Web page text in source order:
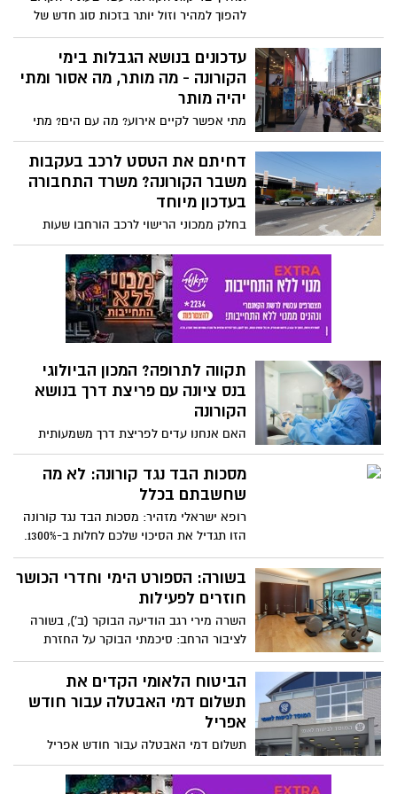
להפוך למהיר וזול יותר בזכות סוג חדש של
בדיקות שנקראות "בדיקות אנטיגן".
עדכונים בנושא הגבלות בימי
הקורונה - מה מותר, מה אסור ומתי
יהיה מותר
מתי אפשר לקיים אירוע? מה עם הים? מתי
המסעדות יפתחו, מה עם הבילוי, החינוך ועוד
- כל העדכונים כאן
דחיתם את הטסט לרכב בעקבות
משבר הקורונה? משרד התחבורה
בעדכון מיוחד
בחלק ממכוני הרישוי לרכב הורחבו שעות
הפעילות בשבועיים הקרובים, במטרה לתת
מענה לביקוש הגדול למבחני הרישוי השנתיים
לרכב ("טסטים") ולצמצם את העומסים
שנוצרו בעקבות משבר הקורונה
תקווה לתרופה? המכון הביולוגי
בנס ציונה עם פריצת דרך בנושא
הקורונה
האם אנחנו עדים לפריצת דרך משמעותית
במאבק מול נגיף הקורונה. המכון הביולוגי בנס
ציונה הציג אתמול (ב') מציאת נוגדן לנגיף
הקורונה. מדובר בנוגדן שתוקף את הנגיף
מסכות הבד נגד קורונה: לא מה
שחשבתם בכלל
רופא ישראלי מזהיר: מסכות הבד נגד קורונה
הזו תגדיל את הסיכוי שלכם לחלות ב-1300%.
מאז הופעת נגיף הקורונה והחובה לעטות
מסיכה על הפנים, פשט את המדינה טרנד
מסכות הבד המעוצבות והממותגות שנמכרות
מנהל מכון הריאות בביה"ח אסף הרופא, יוצא
בפוסט חריף נגד התופעה וקורא: "אל תחבשו
אותן"
בשורה: הספורט הימי וחדרי הכושר
חוזרים לפעילות
השרה מירי רגב הודיעה הבוקר (ב'), בשורה
לציבור הרחב: סיכמתי הבוקר על החזרת
הספורט העממי לפעילות חדרי הכושר, חדרי
הסטודיו, הספורט הימי ופעילות המועדונים
חוזרים לפעילות
הביטוח הלאומי הקדים את
תשלום דמי האבטלה עבור חודש
אפריל
תשלום דמי האבטלה עבור חודש אפריל
הוקדם וישולם במספר פעימות - התאריך
המקורי להפקדת דמי האבטלה היה 17.5